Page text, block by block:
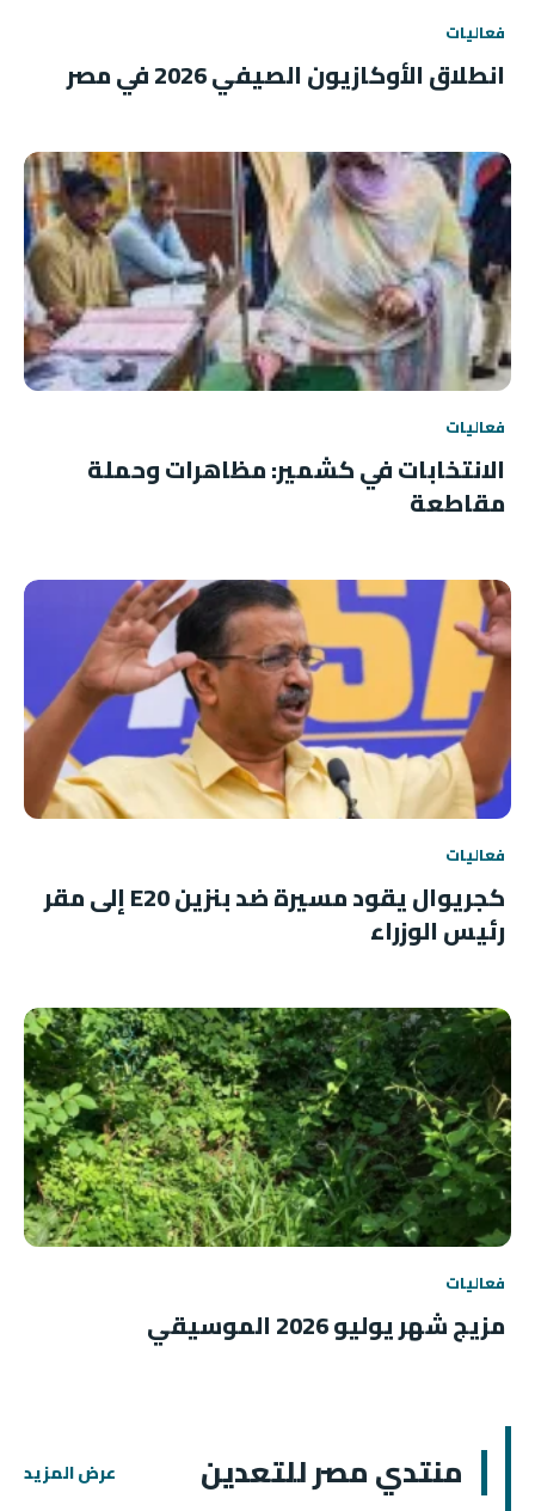
فعاليات
انطلاق الأوكازيون الصيفي 2026 في مصر
فعاليات
الانتخابات في كشمير: مظاهرات وحملة
مقاطعة
فعاليات
كجريوال يقود مسيرة ضد بنزين E20 إلى مقر
رئيس الوزراء
فعاليات
مزيج شهر يوليو 2026 الموسيقي
منتدي مصر للتعدين عرض المزيد